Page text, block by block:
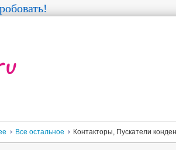
Все остальное Контакторы, Пускатели